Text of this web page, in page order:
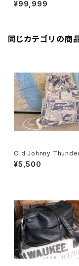
¥99,999
同じカテゴリの商
Old Johnny
spaper printed
psack
¥5,500